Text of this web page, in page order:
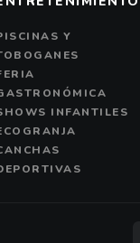
Y
INFANTILES